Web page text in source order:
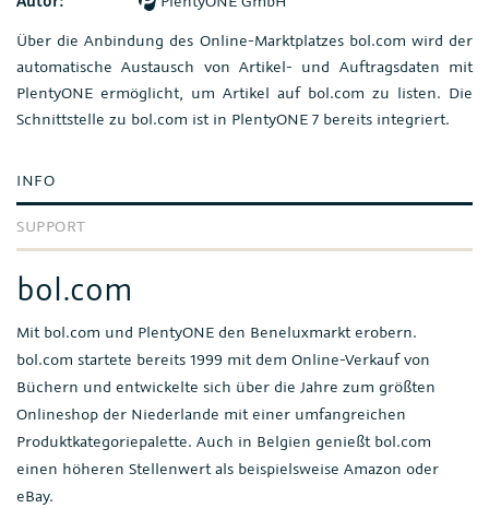
Über die Anbindung des Online-Marktplatzes bol.com wird der
automatische Austausch von Artikel- und Auftragsdaten mit
PlentyONE ermöglicht, um Artikel auf bol.com zu listen. Die
Schnittstelle zu bol.com ist in PlentyONE 7 bereits integriert.
INFO
SUPPORT
bol.com
Mit bol.com und PlentyONE den Beneluxmarkt erobern.
bol.com startete bereits 1999 mit dem Online-Verkauf von
Büchern und entwickelte sich über die Jahre zum größten
Onlineshop der Niederlande mit einer umfangreichen
Produktkategoriepalette. Auch in Belgien genießt bol.com
einen höheren Stellenwert als beispielsweise Amazon oder
eBay.